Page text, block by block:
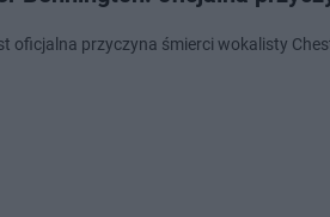
oficjalna przyczyna śmierci wokalisty